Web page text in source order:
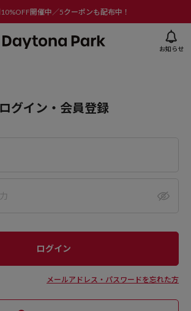
開催中／5クーポンも配布中！
お知らせ
ログイン・会員登録
メールアドレス・パスワードを忘れた方